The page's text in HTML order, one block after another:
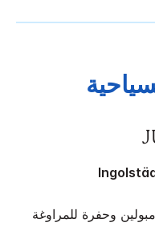
وحفرة للمراوغة